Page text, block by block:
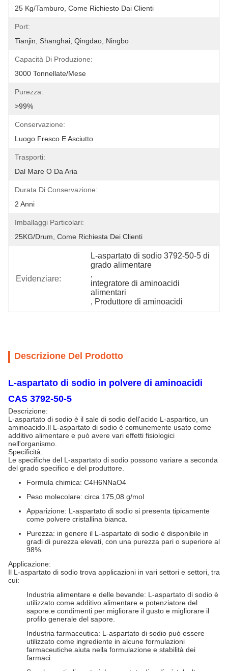
25 Kg/tamburo, Come Richiesto Dai Clienti
Port:
Tianjin, Shanghai, Qingdao, Ningbo
Capacità Di Produzione:
3000 Tonnellate/mese
Purezza:
>99%
Conservazione:
Luogo Fresco E Asciutto
Trasporti:
Dal Mare O Da Aria
Durata Di Conservazione:
2 Anni
Imballaggi Particolari:
25KG/Drum, Come Richiesta Dei Clienti
Evidenziare:
L-aspartato di sodio 3792-50-5 di
grado alimentare
,
integratore di aminoacidi
alimentari
, Produttore di aminoacidi
Descrizione Del Prodotto
L-aspartato di sodio in polvere di aminoacidi
CAS 3792-50-5
Descrizione:
L-aspartato di sodio è il sale di sodio dell'acido L-aspartico, un
aminoacido.Il L-aspartato di sodio è comunemente usato come
additivo alimentare e può avere vari effetti fisiologici
nell'organismo.
Specificità:
Le specifiche del L-aspartato di sodio possono variare a seconda
del grado specifico e del produttore.
Formula chimica: C4H6NNaO4
Peso molecolare: circa 175,08 g/mol
Apparizione: L-aspartato di sodio si presenta tipicamente
come polvere cristallina bianca.
Purezza: in genere il L-aspartato di sodio è disponibile in
gradi di purezza elevati, con una purezza pari o superiore al
98%.
Applicazione:
Il L-aspartato di sodio trova applicazioni in vari settori e settori, tra
cui:
Industria alimentare e delle bevande: L-aspartato di sodio è
utilizzato come additivo alimentare e potenziatore del
sapore.e condimenti per migliorare il gusto e migliorare il
profilo generale del sapore.
Industria farmaceutica: L-aspartato di sodio può essere
utilizzato come ingrediente in alcune formulazioni
farmaceutiche.aiuta nella formulazione e stabilità dei
farmaci.